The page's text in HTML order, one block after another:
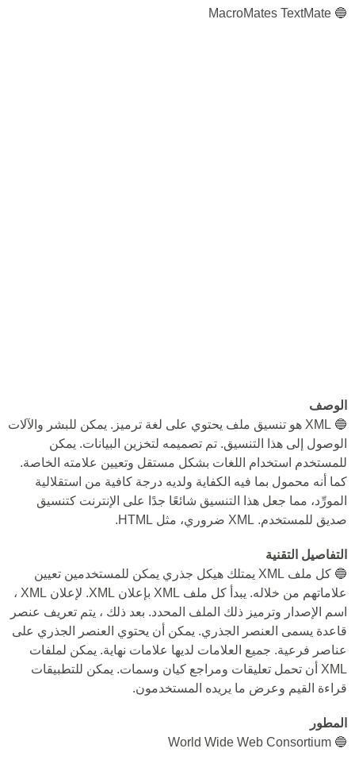
🔵 MacroMates TextMate
الوصف
🔵 XML هو تنسيق ملف يحتوي على لغة ترميز. يمكن للبشر والآلات
الوصول إلى هذا التنسيق. تم تصميمه لتخزين البيانات. يمكن
للمستخدم استخدام اللغات بشكل مستقل وتعيين علامته الخاصة.
كما أنه محمول بما فيه الكفاية ولديه درجة كافية من استقلالية
المورِّد، مما جعل هذا التنسيق شائعًا جدًا على الإنترنت كتنسيق
صديق للمستخدم. XML ضروري، مثل HTML.
التفاصيل التقنية
🔵 كل ملف XML يمتلك هيكل جذري يمكن للمستخدمين تعيين
علاماتهم من خلاله. يبدأ كل ملف XML بإعلان XML. لإعلان XML ،
اسم الإصدار وترميز ذلك الملف المحدد. بعد ذلك ، يتم تعريف عنصر
قاعدة يسمى العنصر الجذري. يمكن أن يحتوي العنصر الجذري على
عناصر فرعية. جميع العلامات لديها علامات نهاية. يمكن لملفات
XML أن تحمل تعليقات ومراجع كيان وسمات. يمكن للتطبيقات
قراءة القيم وعرض ما يريده المستخدمون.
المطور
🔵 World Wide Web Consortium